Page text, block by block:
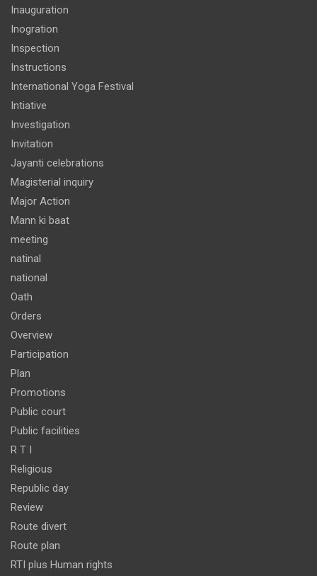
Inauguration
Inogration
Inspection
Instructions
International Yoga Festival
Intiative
Investigation
Invitation
Jayanti celebrations
Magisterial inquiry
Major Action
Mann ki baat
meeting
natinal
national
Oath
Orders
Overview
Participation
Plan
Promotions
Public court
Public facilities
R T I
Religious
Republic day
Review
Route divert
Route plan
RTI plus Human rights